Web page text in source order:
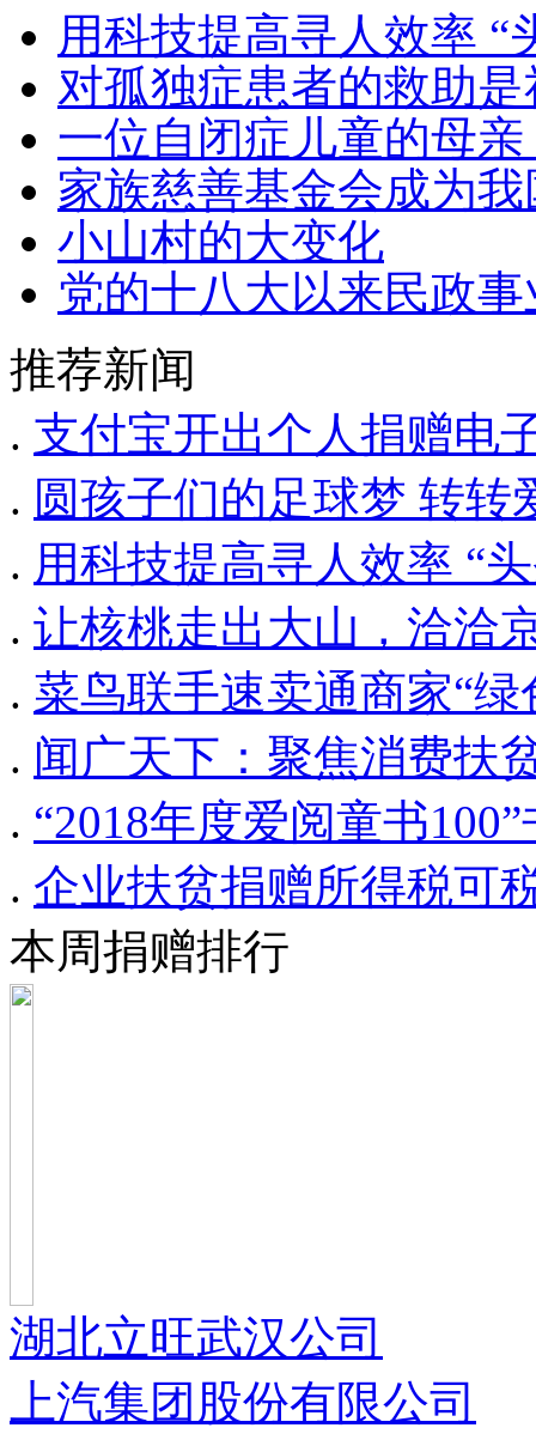
用科技提高寻人效率 “
对孤独症患者的救助
一位自闭症儿童的母
家族慈善基金会成为
小山村的大变化
党的十八大以来民政
推荐新闻
. 支付宝开出个人捐赠电
. 圆孩子们的足球梦 转
. 用科技提高寻人效率 “
. 让核桃走出大山，洽洽
. 菜鸟联手速卖通商家“
. 闻广天下：聚焦消费扶
. “2018年度爱阅童书
. 企业扶贫捐赠所得税可
本周捐赠排行
湖北立旺武汉公司
上汽集团股份有限公司